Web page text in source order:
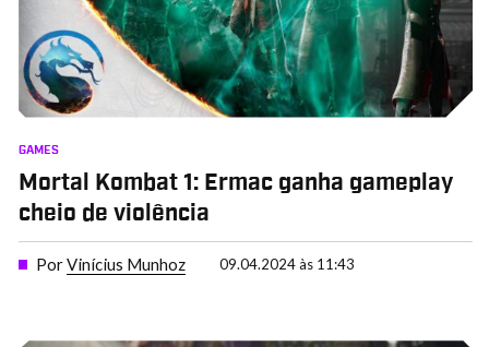
GAMES
Mortal Kombat 1: Ermac ganha gameplay
cheio de violência
PorVinícius Munhoz 09.04.2024 às 11:43